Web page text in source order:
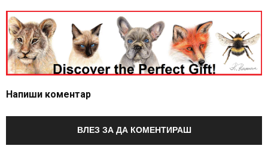
Напиши коментар
ВЛЕЗ ЗА ДА КОМЕНТИРАШ